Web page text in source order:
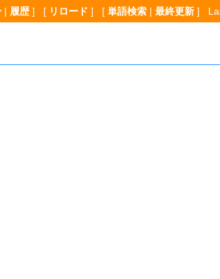
| 履歴] [ リロード ] [ 単語検索| 最終更新]